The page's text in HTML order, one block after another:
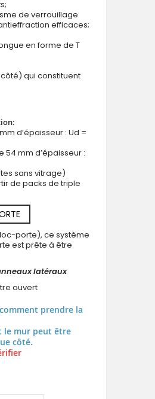
de verrouillage
efficaces;
en forme de T
qui constituent
d’épaisseur : Ud =
mm d’épaisseur :
sans vitrage)
de packs de triple
porte), ce système
est prête à être
latéraux
ouvert
prendre la
le mur peut être
côté.